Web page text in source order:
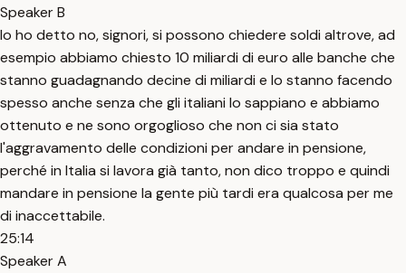
Speaker B
Io ho detto no, signori, si possono chiedere soldi altrove, ad
esempio abbiamo chiesto 10 miliardi di euro alle banche che
stanno guadagnando decine di miliardi e lo stanno facendo
spesso anche senza che gli italiani lo sappiano e abbiamo
ottenuto e ne sono orgoglioso che non ci sia stato
l'aggravamento delle condizioni per andare in pensione,
perché in Italia si lavora già tanto, non dico troppo e quindi
mandare in pensione la gente più tardi era qualcosa per me
di inaccettabile.
25:14
Speaker A